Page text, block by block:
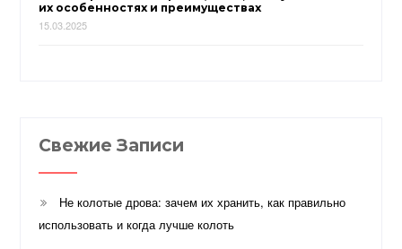
их особенностях и преимуществах
15.03.2025
Свежие Записи
Не колотые дрова: зачем их хранить, как правильно
использовать и когда лучше колоть